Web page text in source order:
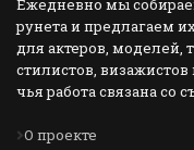
Ежедневно мы
рунета и предлагаем
для актеров, моделей,
стилистов,
чья работа связана со
О проекте